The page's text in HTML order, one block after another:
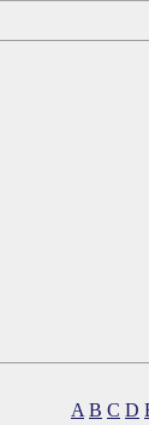
A B C D